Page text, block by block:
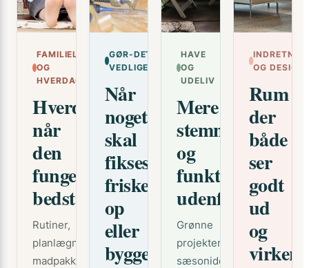
FAMILIELIV
OG
HVERDAG
Hverdagen,
når
den
fungerer
bedst
Rutiner,
planlægning,
madpakker,
GØR-DET-SELV OG
VEDLIGEHOLDELSE
Når
noget
skal
fikses,
friskes
op
eller
bygges
HAVE
OG
UDELIV
Mere
stemning
og
funktion
udenfor
Grønne
projekter,
sæsonidéer
OG DESIGN
Rum
der
både
ser
godt
ud
og
virker